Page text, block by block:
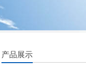
产品展示